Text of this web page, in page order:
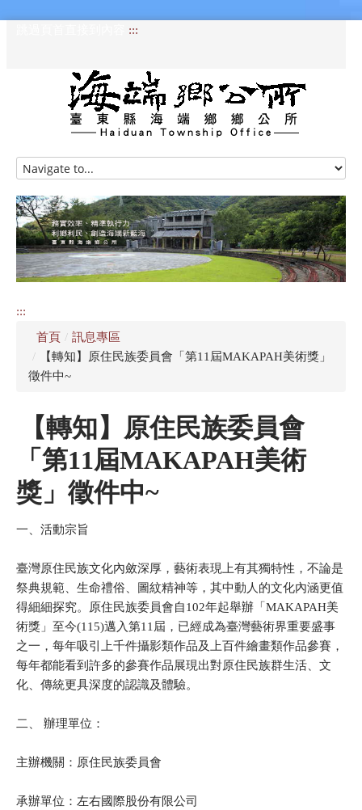
:::
HOME
訊息專區
認識海端
公所介紹
資訊公開專區
:::
首頁 / 訊息專區
/
【轉知】原住民族委員會「第11屆MAKAPAH美術獎」
徵件中~
【轉知】原住民族委員會
「第11屆MAKAPAH美術
獎」徵件中~
一、活動宗旨
臺灣原住民族文化內斂深厚，藝術表現上有其獨特性，不論是
祭典規範、生命禮俗、圖紋精神等，其中動人的文化內涵更值
得細細探究。原住民族委員會自102年起舉辦「MAKAPAH美
術獎」至今(115)邁入第11屆，已經成為臺灣藝術界重要盛事
之一，每年吸引上千件攝影類作品及上百件繪畫類作品參賽，
每年都能看到許多的參賽作品展現出對原住民族群生活、文
化、傳統更具深度的認識及體驗。
二、 辦理單位：
主辦機關：原住民族委員會
承辦單位：左右國際股份有限公司